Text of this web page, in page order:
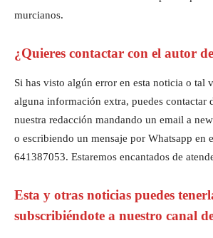
murcianos.
¿Quieres contactar con el autor
Si has visto algún error en esta noticia o tal
alguna información extra, puedes contactar
nuestra redacción mandando un email a
o escribiendo un mensaje por Whatsapp en
641387053. Estaremos encantados de
Esta y otras noticias puedes
subscribiéndote a nuestro canal